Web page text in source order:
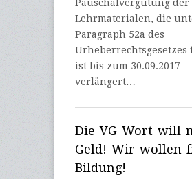
Pauschalvergütung der
Lehrmaterialen, die
Paragraph 52a des
Urheberrechtsgesetzes
ist bis zum 30.09.2017
verlängert…
Die VG Wort will
Geld! Wir wollen
Bildung!